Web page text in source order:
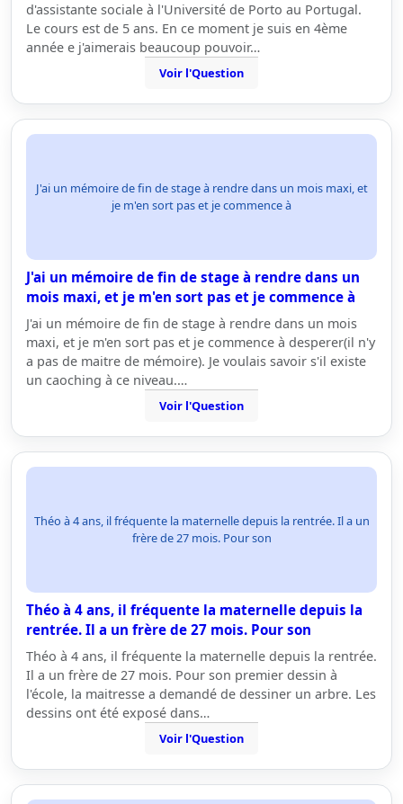
d'assistante sociale à l'Université de Porto au Portugal.
Le cours est de 5 ans. En ce moment je suis en 4ème
année e j'aimerais beaucoup pouvoir…
Voir l'Question
J'ai un mémoire de fin de stage à rendre dans un mois maxi, et
je m'en sort pas et je commence à
J'ai un mémoire de fin de stage à rendre dans un
mois maxi, et je m'en sort pas et je commence à
J'ai un mémoire de fin de stage à rendre dans un mois
maxi, et je m'en sort pas et je commence à desperer(il n'y
a pas de maitre de mémoire). Je voulais savoir s'il existe
un caoching à ce niveau.…
Voir l'Question
Théo à 4 ans, il fréquente la maternelle depuis la rentrée. Il a un
frère de 27 mois. Pour son
Théo à 4 ans, il fréquente la maternelle depuis la
rentrée. Il a un frère de 27 mois. Pour son
Théo à 4 ans, il fréquente la maternelle depuis la rentrée.
Il a un frère de 27 mois. Pour son premier dessin à
l'école, la maitresse a demandé de dessiner un arbre. Les
dessins ont été exposé dans…
Voir l'Question